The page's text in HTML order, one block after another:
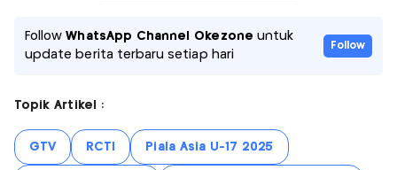
FollowWhatsApp Channel Okezone untuk
update berita terbaru setiap hari
Follow
Topik Artikel :
GTV RCTI Piala Asia U-17 2025